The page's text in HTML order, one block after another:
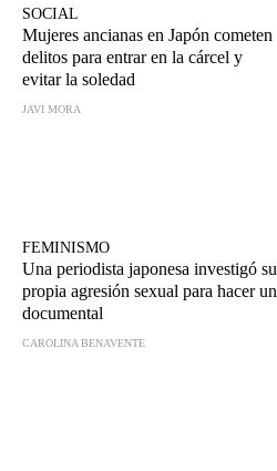
SOCIAL
Mujeres ancianas en Japón cometen
delitos para entrar en la cárcel y
evitar la soledad
JAVI MORA
FEMINISMO
Una periodista japonesa investigó su
propia agresión sexual para hacer un
documental
CAROLINA BENAVENTE